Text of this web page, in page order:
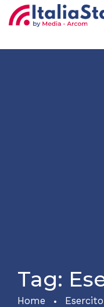
Tag:
Home Esercito